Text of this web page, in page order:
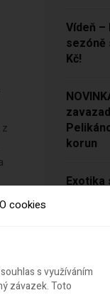
Vídeň –
sezóně
Kč!
korun
Exotika
Odlety
Tato
Havaj z
za 10
O cookies
s využíváním
závazek. Toto